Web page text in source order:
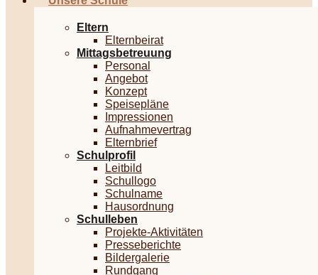
Eltern
Elternbeirat
Mittagsbetreuung
Personal
Angebot
Konzept
Speisepläne
Impressionen
Aufnahmevertrag
Elternbrief
Schulprofil
Leitbild
Schullogo
Schulname
Hausordnung
Schulleben
Projekte-Aktivitäten
Presseberichte
Bildergalerie
Rundgang